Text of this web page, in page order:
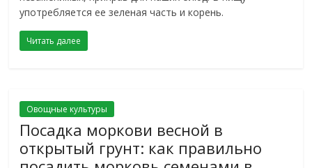
употребляется ее зеленая часть и корень.
Читать далее
Овощные культуры
Посадка моркови весной в
открытый грунт: как правильно